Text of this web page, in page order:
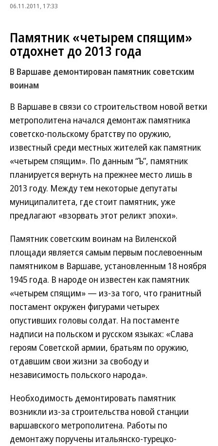
06.11.2011, 17:33
Памятник «четырем спящим»
отдохнет до 2013 года
В Варшаве демонтирован памятник советским
воинам
В Варшаве в связи со строительством новой ветки
метрополитена начался демонтаж памятника
советско-польскому братству по оружию,
известный среди местных жителей как памятник
«четырем спящим». По данным “Ъ”, памятник
планируется вернуть на прежнее место лишь в
2013 году. Между тем некоторые депутаты
муниципалитета, где стоит памятник, уже
предлагают «взорвать этот реликт эпохи».
Памятник советским воинам на Виленской
площади является самым первым послевоенным
памятником в Варшаве, установленным 18 ноября
1945 года. В народе он известен как памятник
«четырем спящим» — из-за того, что гранитный
постамент окружен фигурами четырех
опустивших головы солдат. На постаменте
надписи на польском и русском языках: «Слава
героям Советской армии, братьям по оружию,
отдавшим свои жизни за свободу и
независимость польского народа».
Необходимость демонтировать памятник
возникли из-за строительства новой станции
варшавского метрополитена. Работы по
демонтажу поручены итальянско-турецко-